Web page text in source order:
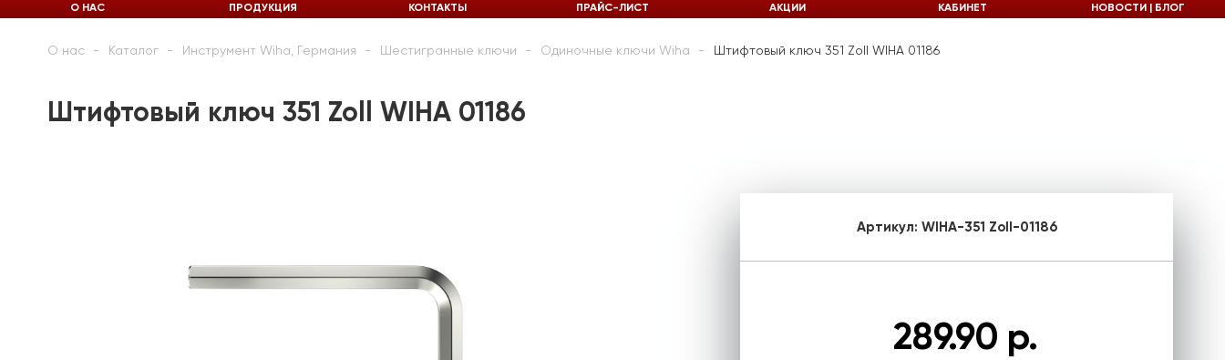
924-55-33
О НАС ПРОДУКЦИЯ КОНТАКТЫ ПРАЙС-ЛИСТ АКЦИИ КАБИНЕТ НОВОСТИ | БЛОГ
О нас Каталог Инструмент Wiha, Германия Шестигранные ключи Одиночные ключи Wiha Штифтовый ключ 351 Zoll WIHA 01186
Штифтовый ключ 351 Zoll WIHA 01186
Артикул: WIHA-351 Zoll-01186
289.90 р.